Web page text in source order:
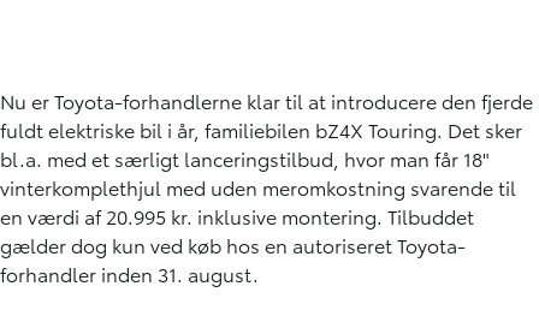
Nu er Toyota-forhandlerne klar til at introducere den fjerde
fuldt elektriske bil i år, familiebilen bZ4X Touring. Det sker
bl.a. med et særligt lanceringstilbud, hvor man får 18"
vinterkomplethjul med uden meromkostning svarende til
en værdi af 20.995 kr. inklusive montering. Tilbuddet
gælder dog kun ved køb hos en autoriseret Toyota-
forhandler inden 31. august.